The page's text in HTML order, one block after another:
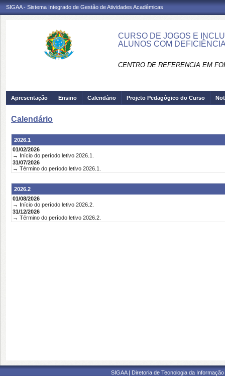
SIGAA - Sistema Integrado de Gestão de Atividades Acadêmicas
CURSO DE JOGOS E
ALUNOS COM
CENTRO DE REFERENCIA EM
Apresentação Ensino Calendário Projeto Pedagógico do Curso
Calendário
2026.1
01/02/2026
→ Início do período letivo 2026.1.
31/07/2026
→ Término do período letivo 2026.1.
2026.2
01/08/2026
→ Início do período letivo 2026.2.
31/12/2026
→ Término do período letivo 2026.2.
SIGAA | Diretoria de Tecnologia da